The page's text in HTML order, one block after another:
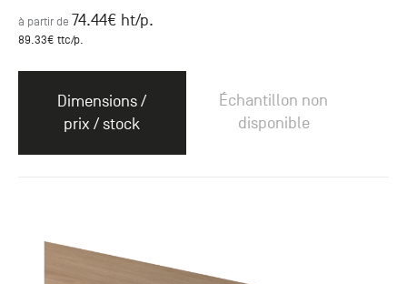
à partir de 74.44€ ht/p.
89.33€ ttc/p.
Dimensions /
prix / stock
Échantillon non
disponible